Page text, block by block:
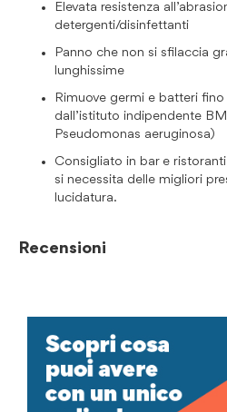
Elevata resistenza
detergenti/disinfettanti
Panno che non si sfilaccia
lunghissime
Rimuove germi e batteri
dall’istituto indipendente
Pseudomonas aeruginosa)
Consigliato in bar e
si necessita delle migliori
lucidatura.
Recensioni